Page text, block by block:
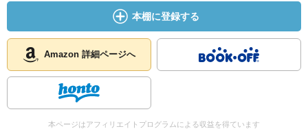
本棚に登録する
Amazon 詳細ページへ
本ページはアフィリエイトプログラムによる収益を得ています